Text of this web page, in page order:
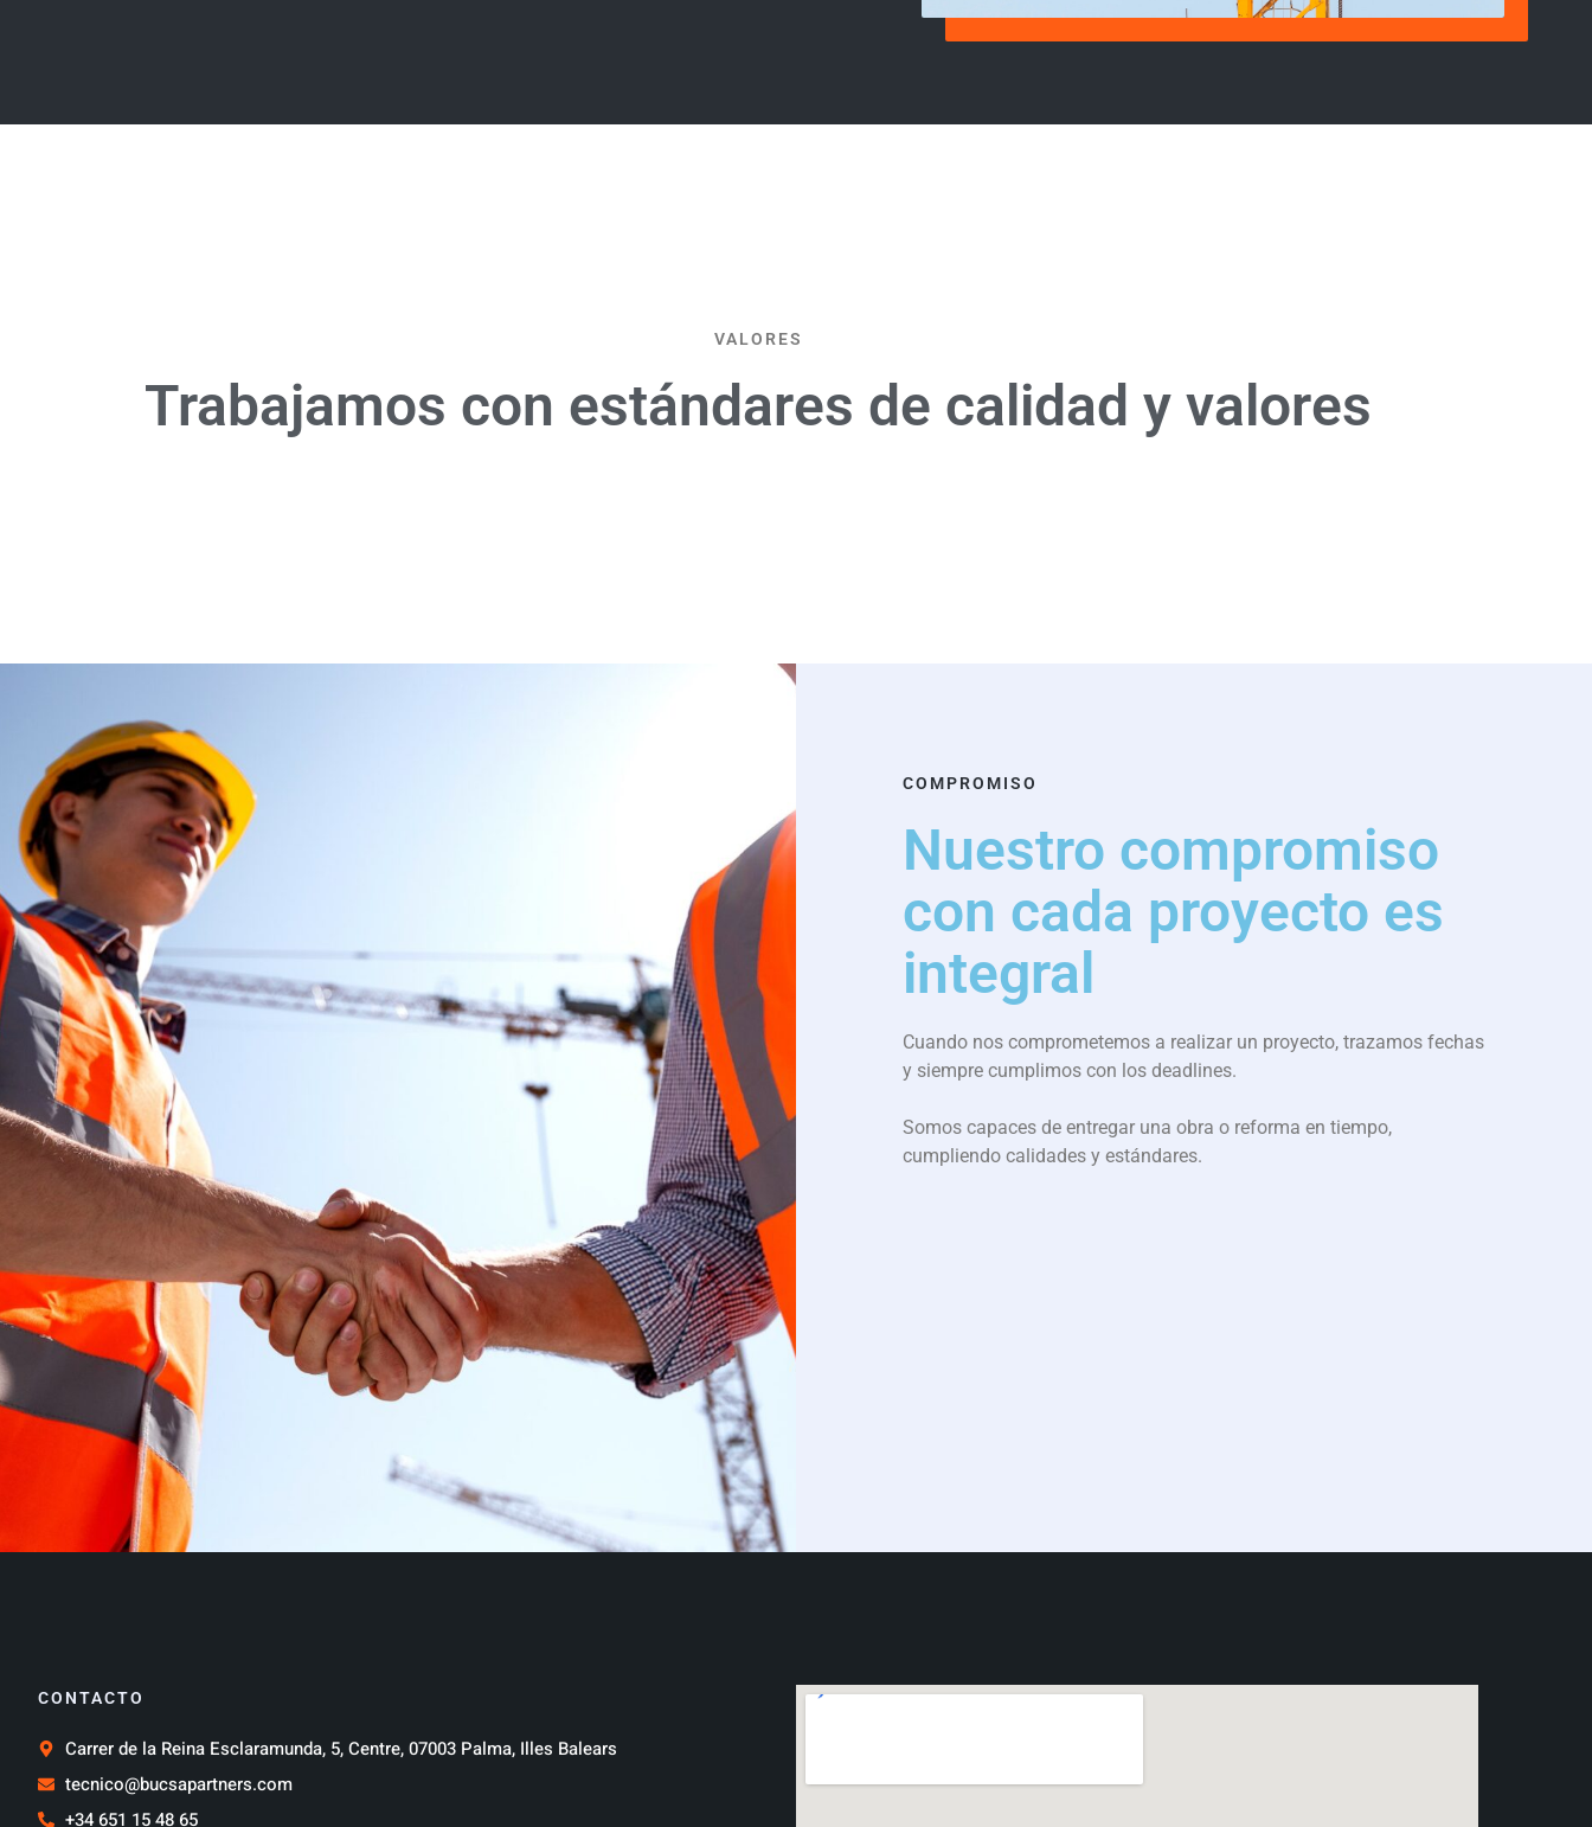
VALORES
Trabajamos con estándares de calidad y valores
COMPROMISO
Nuestro compromiso
con cada proyecto es
integral
Cuando nos comprometemos a realizar un proyecto, trazamos fechas
y siempre cumplimos con los deadlines.
Somos capaces de entregar una obra o reforma en tiempo,
cumpliendo calidades y estándares.
CONTACTO
Carrer de la Reina Esclaramunda, 5, Centre, 07003 Palma, Illes Balears
tecnico@bucsapartners.com
+34 651 15 48 65